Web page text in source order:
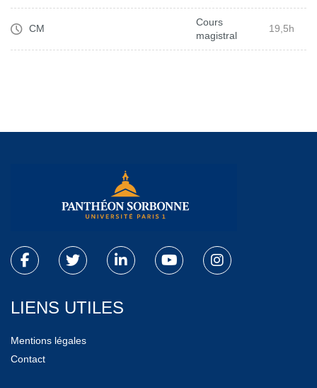
CM
Cours
magistral
19,5h
LIENS UTILES
Mentions légales
Contact